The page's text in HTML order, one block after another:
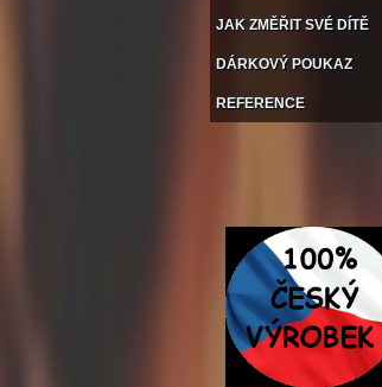
JAK ZMĚŘIT SVÉ DÍTĚ
DÁRKOVÝ POUKAZ
REFERENCE